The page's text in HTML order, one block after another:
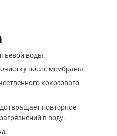
воды.
после мембраны.
кокосового
повторное
в воду.